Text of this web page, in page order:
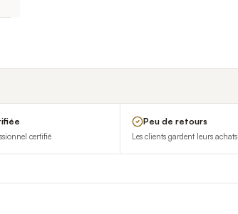
certifié
Peu de retours
Les clients gardent leurs achats